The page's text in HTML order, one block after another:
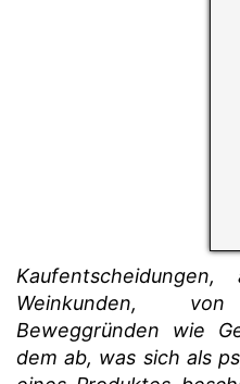
Weinkunden,
Beweggründen wie
dem ab, was sich als